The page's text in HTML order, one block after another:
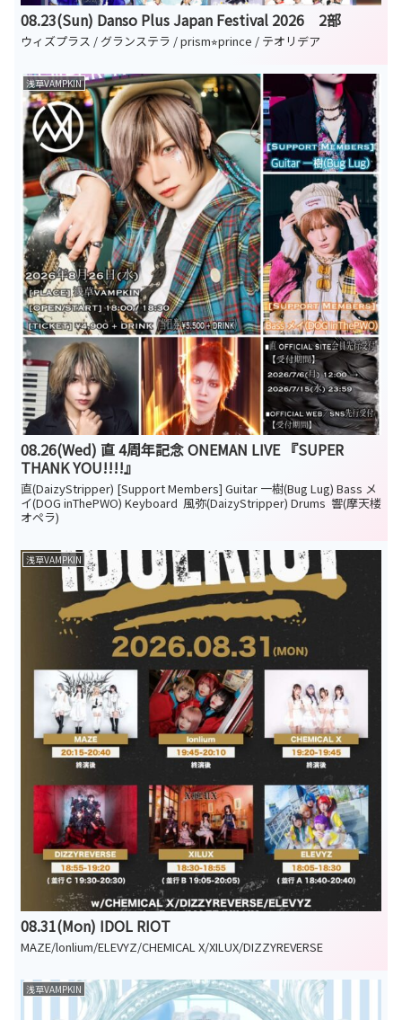
08.23(Sun) Danso Plus Japan Festival 2026 2部
ウィズプラス / グランステラ / prism⭐︎prince / テオリデア
浅草VAMPKIN
08.26(Wed) 直 4周年記念 ONEMAN LIVE 『SUPER
THANK YOU!!!!』
直(DaizyStripper) [Support Members] Guitar 一樹(Bug Lug) Bass メ
イ(DOG inThePWO) Keyboard 風弥(DaizyStripper) Drums 響(摩天楼
オペラ)
浅草VAMPKIN
08.31(Mon) IDOL RIOT
MAZE/lonlium/ELEVYZ/CHEMICAL X/XILUX/DIZZYREVERSE
浅草VAMPKIN